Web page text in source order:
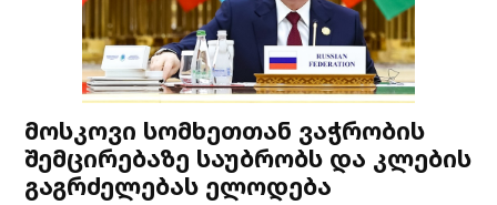
მოსკოვი სომხეთთან ვაჭრობის
შემცირებაზე საუბრობს და კლების
გაგრძელებას ელოდება